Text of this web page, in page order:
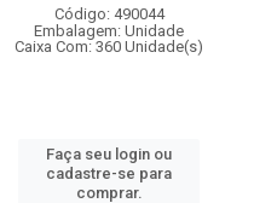
Código: 490044
Embalagem: Unidade
Caixa Com: 360 Unidade(s)
Faça seu login ou
cadastre-se para
comprar.